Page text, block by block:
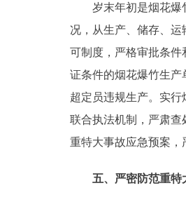
岁末年初是烟花爆竹
况，从生产、储存、
可制度，严格审批条件
证条件的烟花爆竹生
超定员违规生产。实
联合执法机制，严肃
重特大事故应急预案
五、严密防范重特